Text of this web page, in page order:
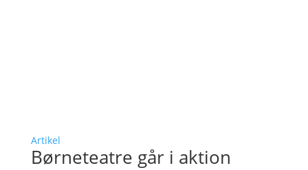
Artikel
Børneteatre går i aktion